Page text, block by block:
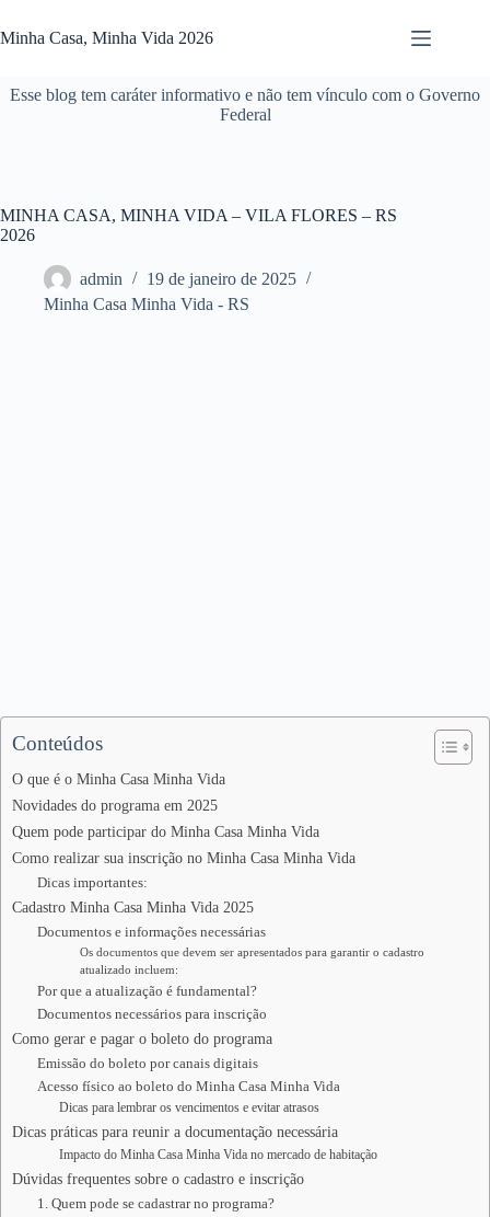
para
o
Minha Casa, Minha Vida 2026
Esse blog tem caráter informativo e não tem vínculo com o Governo
Federal
MINHA CASA, MINHA VIDA – VILA FLORES – RS
2026
admin
19 de janeiro de 2025
Minha Casa Minha Vida - RS
Conteúdos
O que é o Minha Casa Minha Vida
Novidades do programa em 2025
Quem pode participar do Minha Casa Minha Vida
Como realizar sua inscrição no Minha Casa Minha Vida
Dicas importantes:
Cadastro Minha Casa Minha Vida 2025
Documentos e informações necessárias
Os documentos que devem ser apresentados para garantir o cadastro
atualizado incluem:
Por que a atualização é fundamental?
Documentos necessários para inscrição
Como gerar e pagar o boleto do programa
Emissão do boleto por canais digitais
Acesso físico ao boleto do Minha Casa Minha Vida
Dicas para lembrar os vencimentos e evitar atrasos
Dicas práticas para reunir a documentação necessária
Impacto do Minha Casa Minha Vida no mercado de habitação
Dúvidas frequentes sobre o cadastro e inscrição
1. Quem pode se cadastrar no programa?